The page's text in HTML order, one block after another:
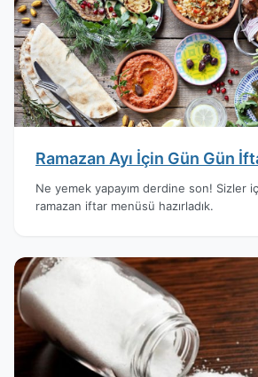
Ramazan Ayı İçin Gün Gün
Ne yemek yapayım derdine son! Sizler
ramazan iftar menüsü hazırladık.